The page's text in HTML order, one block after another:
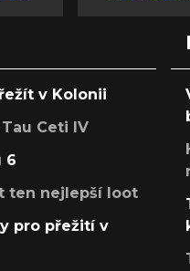
v Kolonii
Ceti IV
6
ten nejlepší loot
pro přežití v